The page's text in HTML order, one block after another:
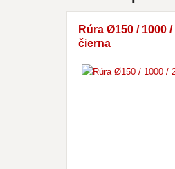
Rúra Ø150 / 1000
čierna